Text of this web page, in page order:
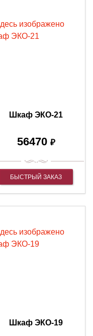
Шкаф ЭКО-21
56470 ₽
БЫСТРЫЙ ЗАКАЗ
Шкаф ЭКО-19